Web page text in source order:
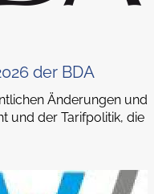
der BDA
Änderungen und
und der Tarifpolitik, die